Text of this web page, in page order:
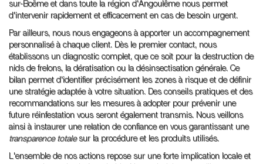
sur-Boëme et dans toute la région d'Angoulême nous permet
d'intervenir rapidement et efficacement en cas de besoin urgent.
Par ailleurs, nous nous engageons à apporter un accompagnement
personnalisé à chaque client. Dès le premier contact, nous
établissons un diagnostic complet, que ce soit pour la destruction de
nids de frelons, la dératisation ou la désinsectisation générale. Ce
bilan permet d'identifier précisément les zones à risque et de définir
une stratégie adaptée à votre situation. Des conseils pratiques et des
recommandations sur les mesures à adopter pour prévenir une
future réinfestation vous seront également transmis. Nous veillons
ainsi à instaurer une relation de confiance en vous garantissant une
transparence totalesur la procédure et les produits utilisés.
L'ensemble de nos actions repose sur une forte implication locale et